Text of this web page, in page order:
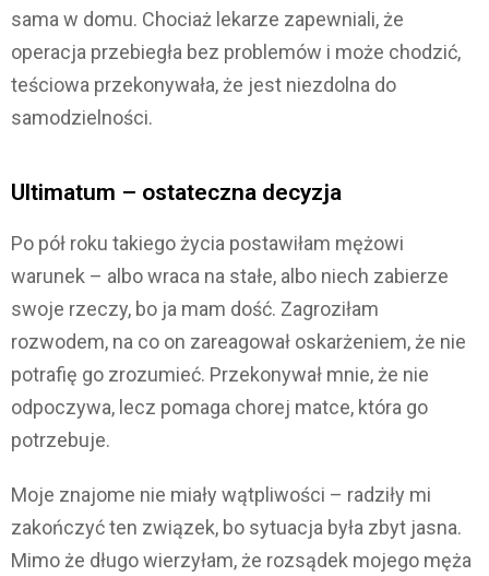
sama w domu. Chociaż lekarze zapewniali, że
operacja przebiegła bez problemów i może chodzić,
teściowa przekonywała, że jest niezdolna do
samodzielności.
Ultimatum – ostateczna decyzja
Po pół roku takiego życia postawiłam mężowi
warunek – albo wraca na stałe, albo niech zabierze
swoje rzeczy, bo ja mam dość. Zagroziłam
rozwodem, na co on zareagował oskarżeniem, że nie
potrafię go zrozumieć. Przekonywał mnie, że nie
odpoczywa, lecz pomaga chorej matce, która go
potrzebuje.
Moje znajome nie miały wątpliwości – radziły mi
zakończyć ten związek, bo sytuacja była zbyt jasna.
Mimo że długo wierzyłam, że rozsądek mojego męża